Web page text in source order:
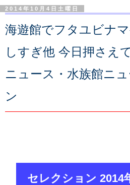
2014年10月4日土曜日
海遊館でフタユビナ
しすぎ他 今日押さえ
ニュース・水族館ニ
ン
セレクション 2014